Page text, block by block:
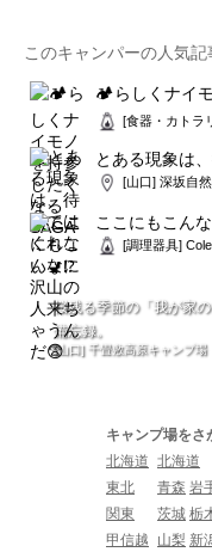
このキャンパーの人気記
🏕らしくナイ
[食器・カトラ
とある現象は
[山口] 深坂自
ここにもこん
[調理器具]
桜残る季節の「我が家の
備忘録。
[山口] 千畳敷高原キャンプ場
キャンプ場をさ
北海道 北海道
東北
青森 岩
関東
茨城 栃
甲信越
山梨 新